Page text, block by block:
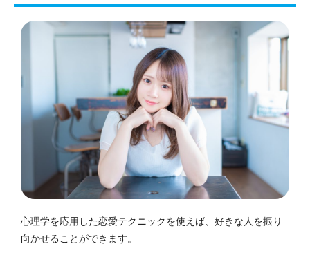
心理学を応用した恋愛テクニックを使えば、好きな人を振り
向かせることができます。